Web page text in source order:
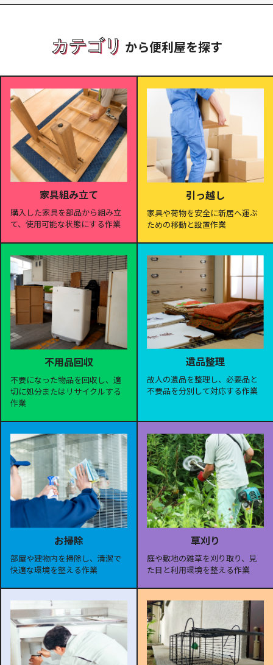
カテゴリ から便利屋を探す
家具組み立て
購入した家具を部品から組み立
て、使用可能な状態にする作業
引っ越し
家具や荷物を安全に新居へ運ぶ
ための移動と設置作業
不用品回収
不要になった物品を回収し、適
切に処分またはリサイクルする
作業
遺品整理
故人の遺品を整理し、必要品と
不要品を分別して対応する作業
お掃除
部屋や建物内を掃除し、清潔で
快適な環境を整える作業
草刈り
庭や敷地の雑草を刈り取り、見
た目と利用環境を整える作業